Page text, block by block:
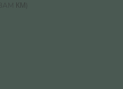
КМ)